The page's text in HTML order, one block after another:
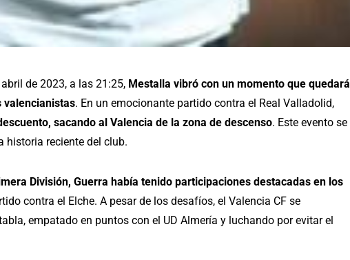
de 2023, a las 21:25, Mestalla vibró con un momento que quedará
valencianistas. En un emocionante partido contra el Real Valladolid,
sacando al Valencia de la zona de descenso. Este evento se
historia reciente del club.
División, Guerra había tenido participaciones destacadas en los
contra el Elche. A pesar de los desafíos, el Valencia CF se
empatado en puntos con el UD Almería y luchando por evitar el